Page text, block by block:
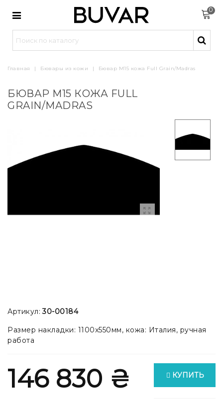
0
Главная | Бювары из кожи | Бювар М15 кожа Full Grain/Madras
БЮВАР М15 КОЖА FULL
GRAIN/MADRAS
Артикул: 30-00184
Размер накладки: 1100x550мм, кожа: Италия, ручная
работа
146 830 ₴ КУПИТЬ